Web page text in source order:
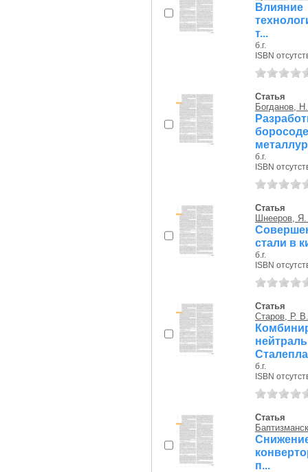
т...
б.г.
ISBN
Статья
Богданов,
б.г.
ISBN
Статья
Шнееров,
стали в
б.г.
ISBN
Статья
Старов, Р. В.
б.г.
ISBN
Статья
п...